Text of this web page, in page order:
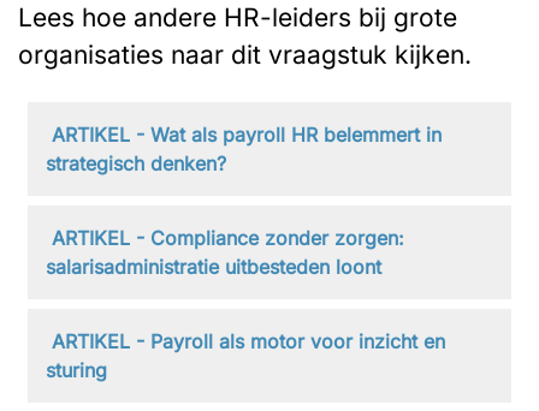
Lees hoe andere HR-leiders bij grote
organisaties naar dit vraagstuk kijken.
ARTIKEL - Wat als payroll HR belemmert in
strategisch denken?
ARTIKEL - Compliance zonder zorgen:
salarisadministratie uitbesteden loont
ARTIKEL - Payroll als motor voor inzicht en
sturing